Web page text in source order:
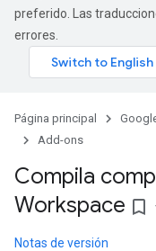
preferido. Las
errores.
Página principal
Add-ons
Compila
Workspace bookmark_border
Notas de versión